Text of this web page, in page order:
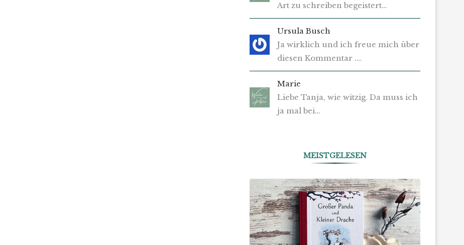
Art zu schreiben begeistert…
Ursula Busch
Ja wirklich und ich freue mich über
diesen Kommentar .…
Marie
Liebe Tanja, wie witzig. Da muss ich
ja mal bei…
MEISTGELESEN